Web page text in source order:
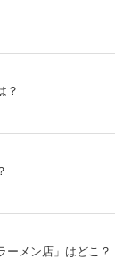
？
ーメン店」はどこ？